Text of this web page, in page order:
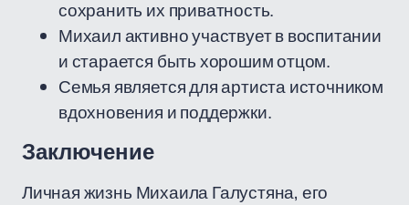
сохранить их приватность.
Михаил активно участвует в воспитании
и старается быть хорошим отцом.
Семья является для артиста источником
вдохновения и поддержки.
Заключение
Личная жизнь Михаила Галустяна, его